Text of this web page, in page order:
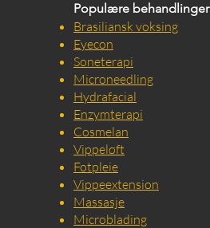
Populære behandlinger
Brasiliansk voksing
Eyecon
Soneterapi
Microneedling
Hydrafacial
Enzymterapi
Cosmelan
Vippeløft
Fotpleie
Vippeextension
Massasje
Microblading